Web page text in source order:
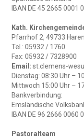
IBAN DE 45 2665 0001
Kath.
Pfarrhof 2, 49733
Tel.: 05932 / 1760
Fax: 05932 / 7328900
Email: st.clemens-
Dienstag: 08:30 Uhr –
Mittwoch 15:00 Uhr –
Bankverbindung:
Emsländische
IBAN DE 96 2666 0060
Pastoralteam